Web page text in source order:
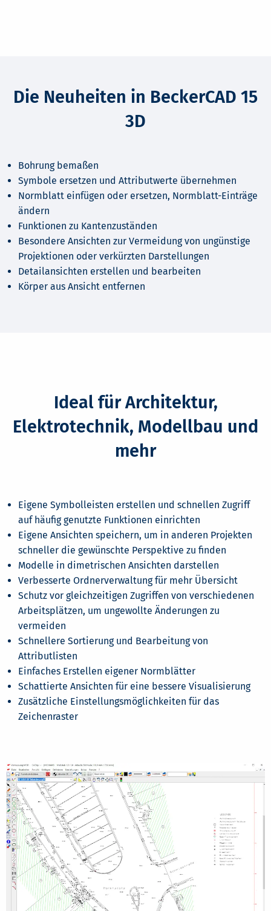
Die Neuheiten in BeckerCAD 15
3D
Bohrung bemaßen
Symbole ersetzen und Attributwerte übernehmen
Normblatt einfügen oder ersetzen, Normblatt-Einträge
ändern
Funktionen zu Kantenzuständen
Besondere Ansichten zur Vermeidung von ungünstige
Projektionen oder verkürzten Darstellungen
Detailansichten erstellen und bearbeiten
Körper aus Ansicht entfernen
Ideal für Architektur,
Elektrotechnik, Modellbau und
mehr
Eigene Symbolleisten erstellen und schnellen Zugriff
auf häufig genutzte Funktionen einrichten
Eigene Ansichten speichern, um in anderen Projekten
schneller die gewünschte Perspektive zu finden
Modelle in dimetrischen Ansichten darstellen
Verbesserte Ordnerverwaltung für mehr Übersicht
Schutz vor gleichzeitigen Zugriffen von verschiedenen
Arbeitsplätzen, um ungewollte Änderungen zu
vermeiden
Schnellere Sortierung und Bearbeitung von
Attributlisten
Einfaches Erstellen eigener Normblätter
Schattierte Ansichten für eine bessere Visualisierung
Zusätzliche Einstellungsmöglichkeiten für das
Zeichenraster